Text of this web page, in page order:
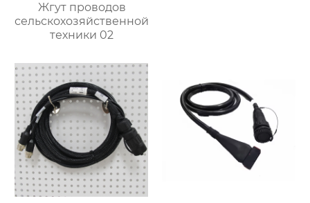
Жгут проводов
сельскохозяйственной
техники 02